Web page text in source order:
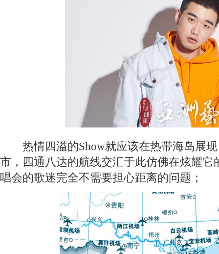
热情四溢的Show就应该在热带海岛展现
市，四通八达的航线交汇于此仿佛在炫耀它
唱会的歌迷完全不需要担心距离的问题；